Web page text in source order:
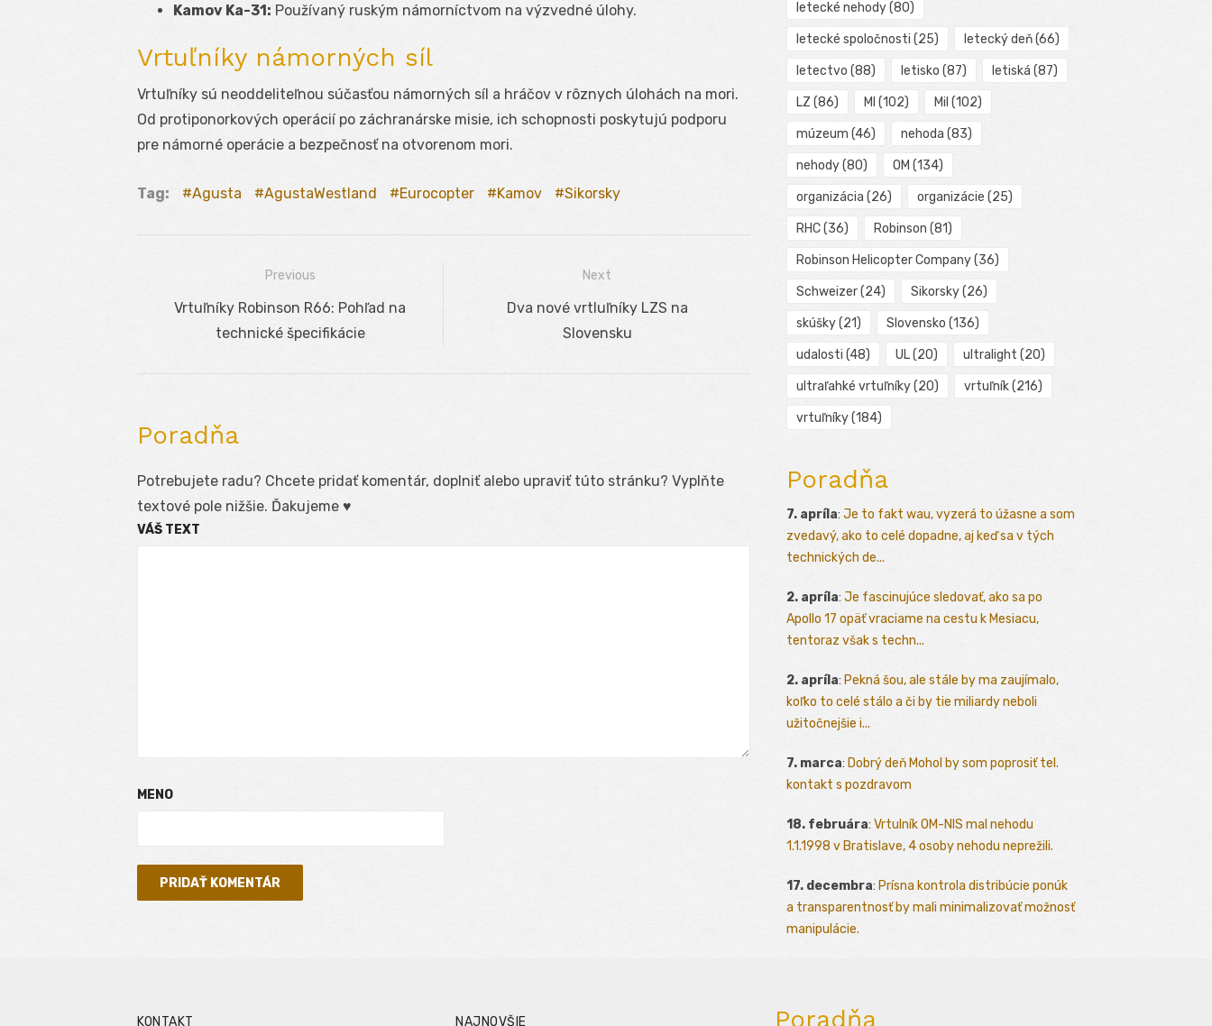
Kamov Ka-31: Používaný ruským námorníctvom na výzvedné úlohy.
Vrtuľníky námorných síl
Vrtuľníky sú neoddeliteľnou súčasťou námorných síl a hráčov v rôznych úlohách na mori.
Od protiponorkových operácií po záchranárske misie, ich schopnosti poskytujú podporu
pre námorné operácie a bezpečnosť na otvorenom mori.
Tag: Agusta AgustaWestland Eurocopter Kamov Sikorsky
Navigácia
Previous
Previous
Vrtuľníky Robinson R66: Pohľad na
technické špecifikácie
Next
NextDva nové vrtluľníky LZS na
Slovensku
Poradňa
Potrebujete radu? Chcete pridať komentár, doplniť alebo upraviť túto stránku? Vyplňte
textové pole nižšie. Ďakujeme ♥
VÁŠ TEXT
MENO
letecké nehody(80)
letecké spoločnosti (25) letecký deň(66)
letectvo (88) letisko (87) letiská (87)
LZ (86) MI (102) Mil (102)
múzeum (46) nehoda (83)
nehody(80) OM (134)
organizácia (26) organizácie (25)
RHC(36) Robinson (81)
Robinson Helicopter Company(36)
Schweizer(24) Sikorsky(26)
skúšky(21) Slovensko (136)
udalosti (48) UL(20) ultralight (20)
ultraľahké vrtuľníky(20) vrtuľník(216)
vrtuľníky(184)
Poradňa
7. apríla: Je to fakt wau, vyzerá to úžasne a som
zvedavý, ako to celé dopadne, aj keď sa v tých
technických de...
2. apríla: Je fascinujúce sledovať, ako sa po
Apollo 17 opäť vraciame na cestu k Mesiacu,
tentoraz však s techn...
2. apríla: Pekná šou, ale stále by ma zaujímalo,
koľko to celé stálo a či by tie miliardy neboli
užitočnejšie i...
7. marca: Dobrý deň Mohol by som poprosiť tel.
kontakt s pozdravom
18. februára: Vrtulník OM-NIS mal nehodu
1.1.1998 v Bratislave, 4 osoby nehodu neprežili.
17. decembra: Prísna kontrola distribúcie ponúk
a transparentnosť by mali minimalizovať možnosť
manipulácie.
KONTAKT NAJNOVŠIE Poradňa